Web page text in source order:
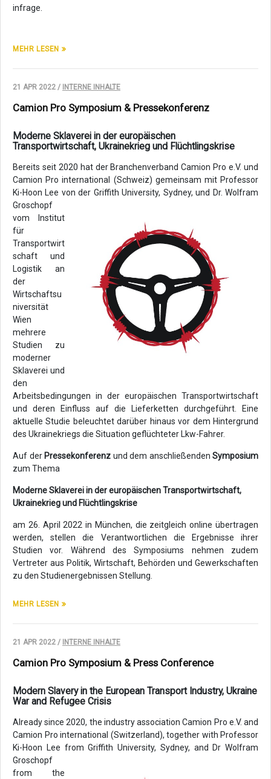
infrage.
MEHR LESEN
21 APR 2022 / INTERNE INHALTE
Camion Pro Symposium & Pressekonferenz
Moderne Sklaverei in der europäischen
Transportwirtschaft, Ukrainekrieg und Flüchtlingskrise
Bereits seit 2020 hat der Branchenverband Camion Pro e.V. und
Camion Pro international (Schweiz) gemeinsam mit Professor
Ki-Hoon Lee von der Griffith University, Sydney, und Dr. Wolfram
Groschopf
vom Institut
für
Transportwirt
schaft und
Logistik an
der
Wirtschaftsu
niversität
Wien
mehrere
Studien zu
moderner
Sklaverei und
den
Arbeitsbedingungen in der europäischen Transportwirtschaft
und deren Einfluss auf die Lieferketten durchgeführt. Eine
aktuelle Studie beleuchtet darüber hinaus vor dem Hintergrund
des Ukrainekriegs die Situation geflüchteter Lkw-Fahrer.
Auf der Pressekonferenz und dem anschließenden Symposium
zum Thema
Moderne Sklaverei in der europäischen Transportwirtschaft,
Ukrainekrieg und Flüchtlingskrise
am 26. April 2022 in München, die zeitgleich online übertragen
werden, stellen die Verantwortlichen die Ergebnisse ihrer
Studien vor. Während des Symposiums nehmen zudem
Vertreter aus Politik, Wirtschaft, Behörden und Gewerkschaften
zu den Studienergebnissen Stellung.
MEHR LESEN
21 APR 2022 / INTERNE INHALTE
Camion Pro Symposium & Press Conference
Modern Slavery in the European Transport Industry, Ukraine
War and Refugee Crisis
Already since 2020, the industry association Camion Pro e.V. and
Camion Pro international (Switzerland), together with Professor
Ki-Hoon Lee from Griffith University, Sydney, and Dr Wolfram
Groschopf
from the